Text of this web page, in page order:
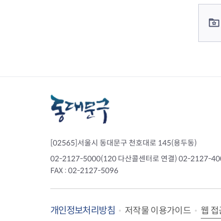
[02565]서울시 동대문구 천호대로 145(용두동)
02-2127-5000(120 다산콜센터로 연결) 02-2127-
FAX : 02-2127-5096
개인정보처리방침 저작물 이용가이드 웹